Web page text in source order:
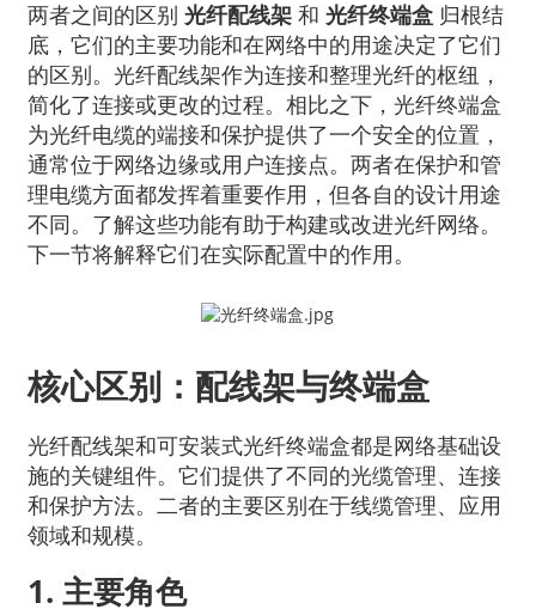
两者之间的区别 光纤配线架和 光纤终端盒归根结
底，它们的主要功能和在网络中的用途决定了它们
的区别。光纤配线架作为连接和整理光纤的枢纽，
简化了连接或更改的过程。相比之下，光纤终端盒
为光纤电缆的端接和保护提供了一个安全的位置，
通常位于网络边缘或用户连接点。两者在保护和管
理电缆方面都发挥着重要作用，但各自的设计用途
不同。了解这些功能有助于构建或改进光纤网络。
下一节将解释它们在实际配置中的作用。
核心区别：配线架与终端盒
光纤配线架和可安装式光纤终端盒都是网络基础设
施的关键组件。它们提供了不同的光缆管理、连接
和保护方法。二者的主要区别在于线缆管理、应用
领域和规模。
1. 主要角色